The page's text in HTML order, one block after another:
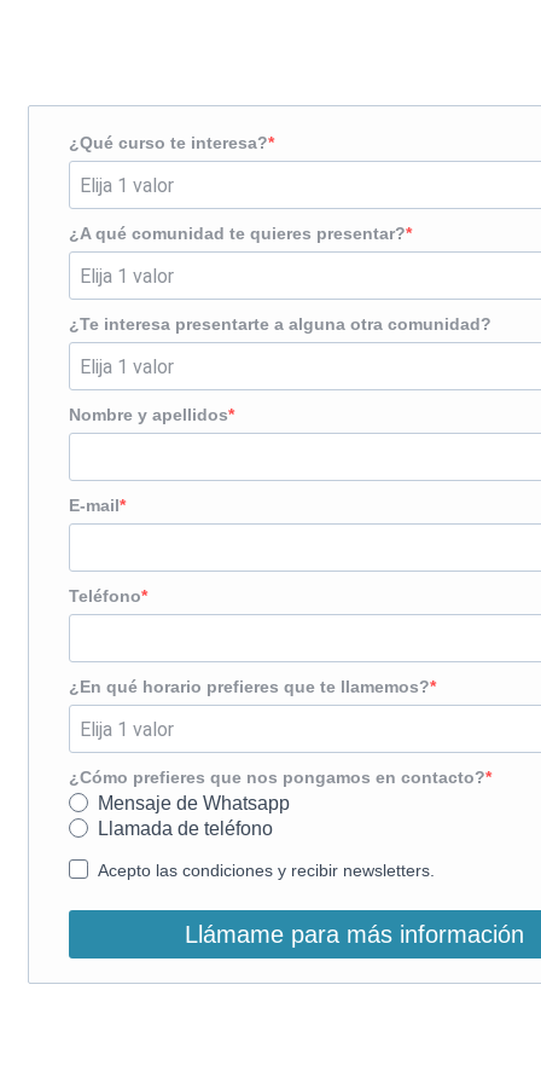
¿Qué curso te interesa?
¿A qué comunidad te quieres presentar?
¿Te interesa presentarte a alguna otra comunidad?
Nombre y apellidos
E-mail
Teléfono
¿En qué horario prefieres que te llamemos?
¿Cómo prefieres que nos pongamos en contacto?
Mensaje de Whatsapp
Llamada de teléfono
Acepto las condiciones y recibir newsletters.
Llámame para más información